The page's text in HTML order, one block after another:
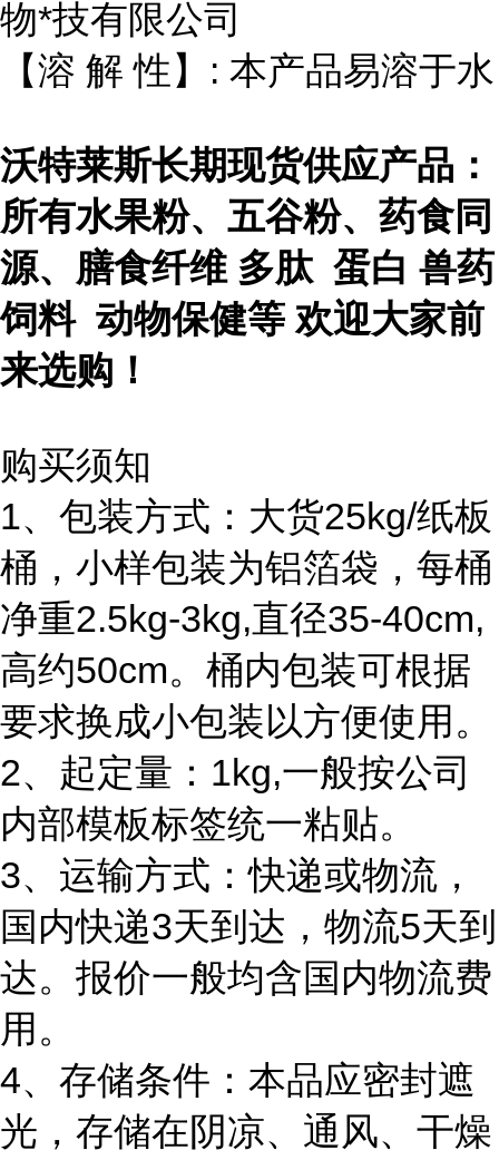
物*技有限公司
【溶 解 性】: 本产品易溶于水
沃特莱斯长期现货供应产品：
所有水果粉、五谷粉、药食同
源、膳食纤维 多肽 蛋白 兽药
饲料 动物保健等 欢迎大家前
来选购！
购买须知
1、包装方式：大货25kg/纸板
桶，小样包装为铝箔袋，每桶
净重2.5kg-3kg,直径35-40cm,
高约50cm。桶内包装可根据
要求换成小包装以方便使用。
2、起定量：1kg,一般按公司
内部模板标签统一粘贴。
3、运输方式：快递或物流，
国内快递3天到达，物流5天到
达。报价一般均含国内物流费
用。
4、存储条件：本品应密封遮
光，存储在阴凉、通风、干燥